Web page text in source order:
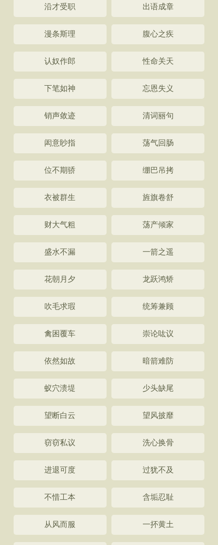
沿才受职 出语成章
漫条斯理 腹心之疾
认奴作郎 性命关天
下笔如神 忘恩失义
销声敛迹 清词丽句
闳意眇指 荡气回肠
位不期骄 绷巴吊拷
衣被群生 旌旗卷舒
财大气粗 荡产倾家
盛水不漏 一箭之遥
花朝月夕 龙跃鸿矫
吹毛求瑕 统筹兼顾
禽困覆车 崇论吰议
依然如故 暗箭难防
蚁穴溃堤 少头缺尾
望断白云 望风披靡
窃窃私议 洗心换骨
进退可度 过犹不及
不惜工本 含垢忍耻
从风而服 一抔黄土